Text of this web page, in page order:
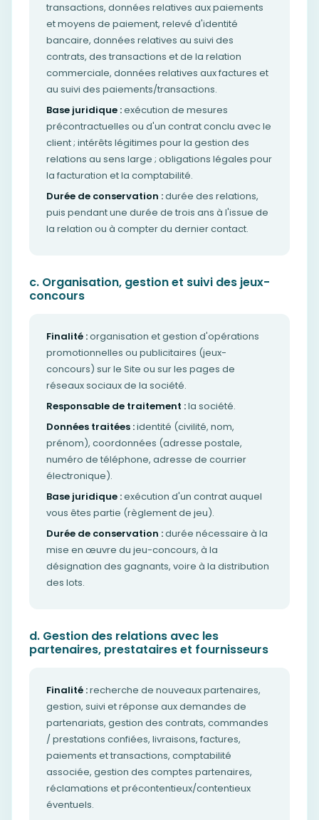
transactions, données relatives aux paiements
et moyens de paiement, relevé d'identité
bancaire, données relatives au suivi des
contrats, des transactions et de la relation
commerciale, données relatives aux factures et
au suivi des paiements/transactions.
Base juridique :exécution de mesures
précontractuelles ou d'un contrat conclu avec le
client ; intérêts légitimes pour la gestion des
relations au sens large ; obligations légales pour
la facturation et la comptabilité.
Durée de conservation :durée des relations,
puis pendant une durée de trois ans à l'issue de
la relation ou à compter du dernier contact.
c. Organisation, gestion et suivi des jeux-
concours
Finalité :organisation et gestion d'opérations
promotionnelles ou publicitaires (jeux-
concours) sur le Site ou sur les pages de
réseaux sociaux de la société.
Responsable de traitement :la société.
Données traitées :identité (civilité, nom,
prénom), coordonnées (adresse postale,
numéro de téléphone, adresse de courrier
électronique).
Base juridique :exécution d'un contrat auquel
vous êtes partie (règlement de jeu).
Durée de conservation :durée nécessaire à la
mise en œuvre du jeu-concours, à la
désignation des gagnants, voire à la distribution
des lots.
d. Gestion des relations avec les
partenaires, prestataires et fournisseurs
Finalité :recherche de nouveaux partenaires,
gestion, suivi et réponse aux demandes de
partenariats, gestion des contrats, commandes
/ prestations confiées, livraisons, factures,
paiements et transactions, comptabilité
associée, gestion des comptes partenaires,
réclamations et précontentieux/contentieux
éventuels.